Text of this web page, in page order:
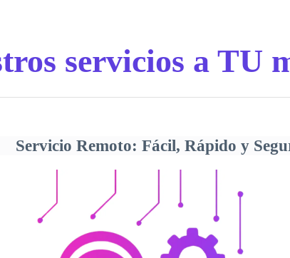
servicios a TU
Servicio Remoto: Fácil, Rápido y